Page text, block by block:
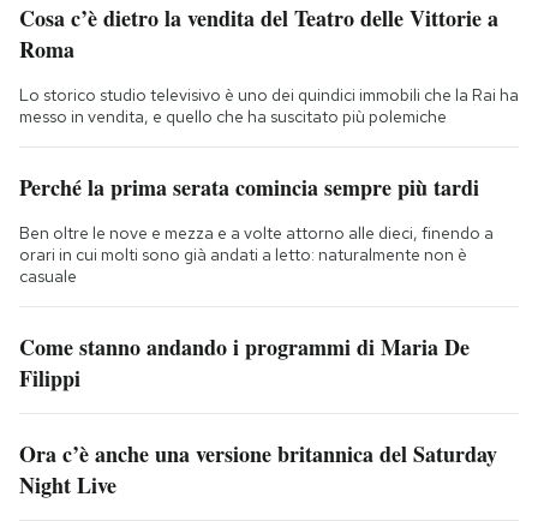
Cosa c’è dietro la vendita del Teatro delle Vittorie a
Roma
Lo storico studio televisivo è uno dei quindici immobili che la Rai ha
messo in vendita, e quello che ha suscitato più polemiche
Perché la prima serata comincia sempre più tardi
Ben oltre le nove e mezza e a volte attorno alle dieci, finendo a
orari in cui molti sono già andati a letto: naturalmente non è
casuale
Come stanno andando i programmi di Maria De
Filippi
Ora c’è anche una versione britannica del Saturday
Night Live